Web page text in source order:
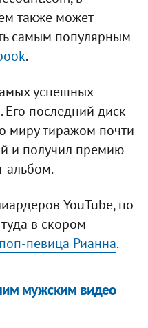
также может
самым популярным
.
успешных
Его последний диск
миру тиражом почти
и получил премию
альбом.
YouTube, по
в скором
поп-певица Рианна.
мужским видео